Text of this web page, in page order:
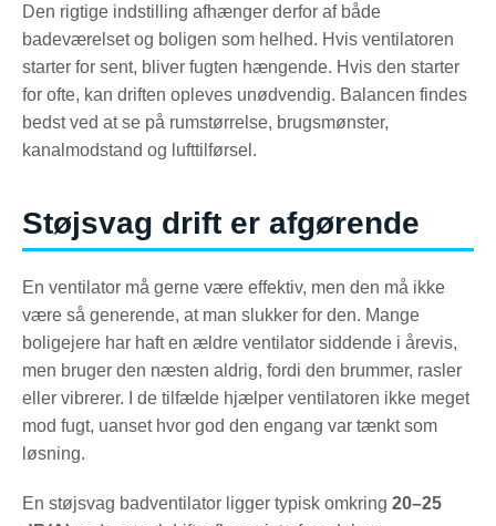
Den rigtige indstilling afhænger derfor af både
badeværelset og boligen som helhed. Hvis ventilatoren
starter for sent, bliver fugten hængende. Hvis den starter
for ofte, kan driften opleves unødvendig. Balancen findes
bedst ved at se på rumstørrelse, brugsmønster,
kanalmodstand og lufttilførsel.
Støjsvag drift er afgørende
En ventilator må gerne være effektiv, men den må ikke
være så generende, at man slukker for den. Mange
boligejere har haft en ældre ventilator siddende i årevis,
men bruger den næsten aldrig, fordi den brummer, rasler
eller vibrerer. I de tilfælde hjælper ventilatoren ikke meget
mod fugt, uanset hvor god den engang var tænkt som
løsning.
En støjsvag badventilator ligger typisk omkring 20–25